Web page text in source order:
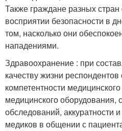
Также граждане разных
восприятии безопасности в
том, насколько они
нападениями.
Здравоохранение : при
качеству жизни
компетентности
медицинского оборудования,
обследований, аккуратности
медиков в общении с